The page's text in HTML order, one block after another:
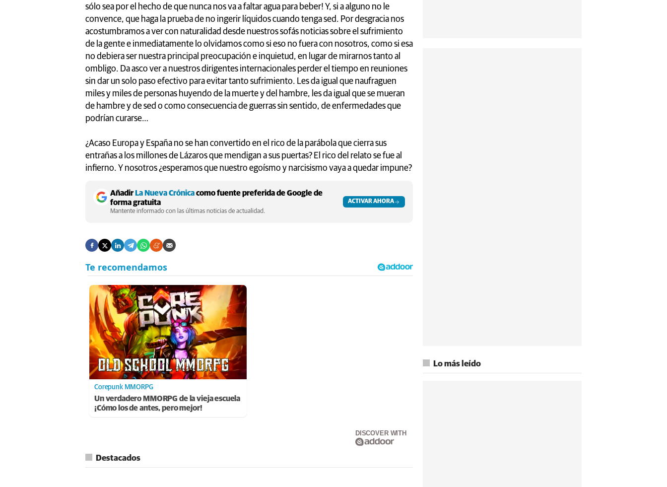
sólo sea por el hecho de que nunca nos va a faltar agua para beber! Y, si a alguno no le
convence, que haga la prueba de no ingerir líquidos cuando tenga sed. Por desgracia nos
acostumbramos a ver con naturalidad desde nuestros sofás noticias sobre el sufrimiento
de la gente e inmediatamente lo olvidamos como si eso no fuera con nosotros, como si esa
no debiera ser nuestra principal preocupación e inquietud, en lugar de mirarnos tanto al
ombligo. Da asco ver a nuestros dirigentes internacionales perder el tiempo en reuniones
sin dar un solo paso efectivo para evitar tanto sufrimiento. Les da igual que naufraguen
miles y miles de personas huyendo de la muerte y del hambre, les da igual que se mueran
de hambre y de sed o como consecuencia de guerras sin sentido, de enfermedades que
podrían curarse…
¿Acaso Europa y España no se han convertido en el rico de la parábola que cierra sus
entrañas a los millones de Lázaros que mendigan a sus puertas? El rico del relato se fue al
infierno. Y nosotros ¿esperamos que nuestro egoísmo y narcisismo vaya a quedar impune?
Añadir La Nueva Crónicacomo fuente preferida de Google de
forma gratuita
Mantente informado con las últimas noticias de actualidad.
ACTIVAR AHORA
Corepunk MMORPG
Un verdadero MMORPG de la vieja escuela
¡Cómo los de antes, pero mejor!
DISCOVER WITH
Destacados
Lo más leído